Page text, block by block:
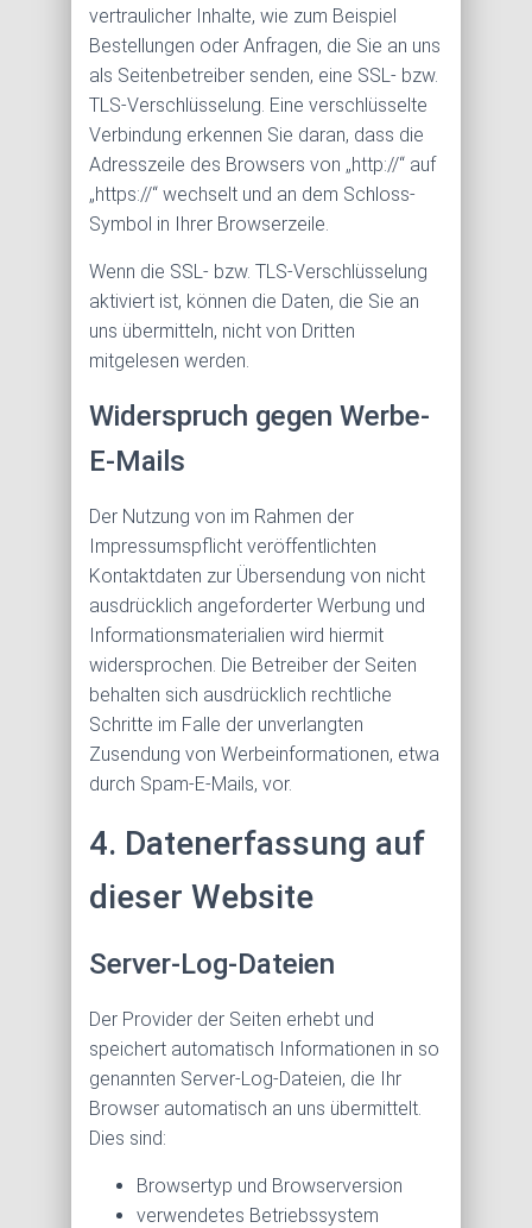
vertraulicher Inhalte, wie zum Beispiel
Bestellungen oder Anfragen, die Sie an uns
als Seitenbetreiber senden, eine SSL- bzw.
TLS-Verschlüsselung. Eine verschlüsselte
Verbindung erkennen Sie daran, dass die
Adresszeile des Browsers von „http://“ auf
„https://“ wechselt und an dem Schloss-
Symbol in Ihrer Browserzeile.
Wenn die SSL- bzw. TLS-Verschlüsselung
aktiviert ist, können die Daten, die Sie an
uns übermitteln, nicht von Dritten
mitgelesen werden.
Widerspruch gegen Werbe-
E-Mails
Der Nutzung von im Rahmen der
Impressumspflicht veröffentlichten
Kontaktdaten zur Übersendung von nicht
ausdrücklich angeforderter Werbung und
Informationsmaterialien wird hiermit
widersprochen. Die Betreiber der Seiten
behalten sich ausdrücklich rechtliche
Schritte im Falle der unverlangten
Zusendung von Werbeinformationen, etwa
durch Spam-E-Mails, vor.
4. Datenerfassung auf
dieser Website
Server-Log-Dateien
Der Provider der Seiten erhebt und
speichert automatisch Informationen in so
genannten Server-Log-Dateien, die Ihr
Browser automatisch an uns übermittelt.
Dies sind:
Browsertyp und Browserversion
verwendetes Betriebssystem